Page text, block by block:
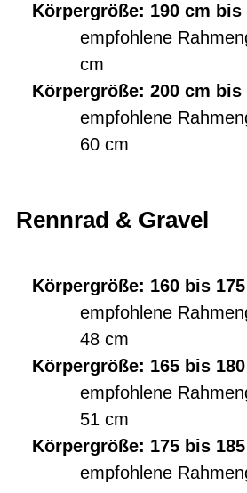
Körpergröße: 190 cm bis
empfohlene
cm
Körpergröße: 200 cm bis
empfohlene
60 cm
Rennrad & Gravel
Körpergröße: 160 bis
empfohlene
48 cm
Körpergröße: 165 bis
empfohlene
51 cm
Körpergröße: 175 bis
empfohlene